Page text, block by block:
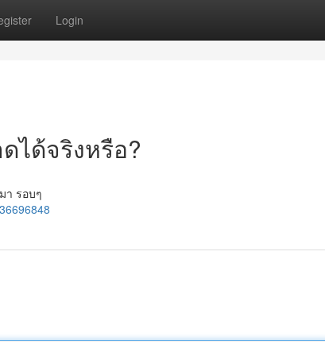
Login
ได้จริงหรือ?
า รอบๆ